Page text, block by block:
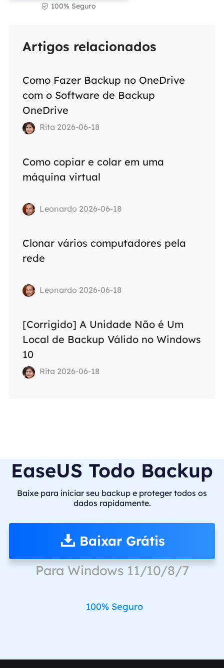
 100% Seguro
Artigos relacionados
Como Fazer Backup no OneDrive
com o Software de Backup
OneDrive
Rita 2026-06-18
Como copiar e colar em uma
máquina virtual
Leonardo 2026-06-18
Clonar vários computadores pela
rede
Leonardo 2026-06-18
[Corrigido] A Unidade Não é Um
Local de Backup Válido no Windows
10
Rita 2026-06-18
EaseUS Todo Backup
Baixe para iniciar seu backup e proteger todos os
dados rapidamente.
Baixar Grátis
Para Windows 11/10/8/7
100% Seguro